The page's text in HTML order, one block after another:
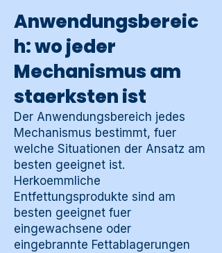
Anwendungsbereic
h: wo jeder
Mechanismus am
staerksten ist
Der Anwendungsbereich jedes
Mechanismus bestimmt, fuer
welche Situationen der Ansatz am
besten geeignet ist.
Herkoemmliche
Entfettungsprodukte sind am
besten geeignet fuer
eingewachsene oder
eingebrannte Fettablagerungen